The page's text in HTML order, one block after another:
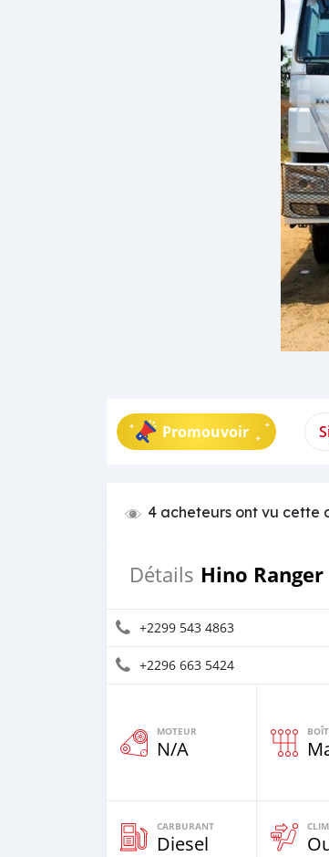
Promouvoir
4 acheteurs ont vu cette
Détails Hino Ranger
+2299 543 4863
+2296 663 5424
MOTEUR
N/A
CARBURANT
Diesel